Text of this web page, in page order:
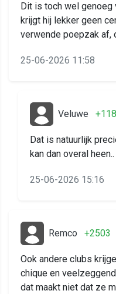
Dit is toch wel genoeg
krijgt hij lekker geen
verwende poepzak af,
25-06-2026 11:58
Veluwe
Dat is natuurlijk
kan dan overal heen..
25-06-2026 15:16
Remco +2503
Ook andere clubs
chique en
dat maakt niet dat ze